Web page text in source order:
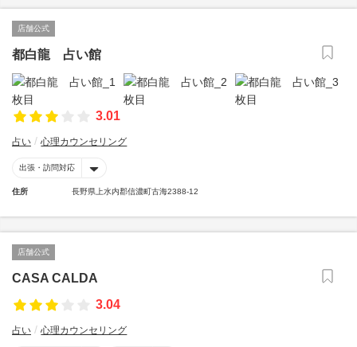
店舗公式
都白龍 占い館
3.01
占い 心理カウンセリング
出張・訪問対応
住所 長野県上水内郡信濃町古海2388-12
店舗公式
CASA CALDA
3.04
占い 心理カウンセリング